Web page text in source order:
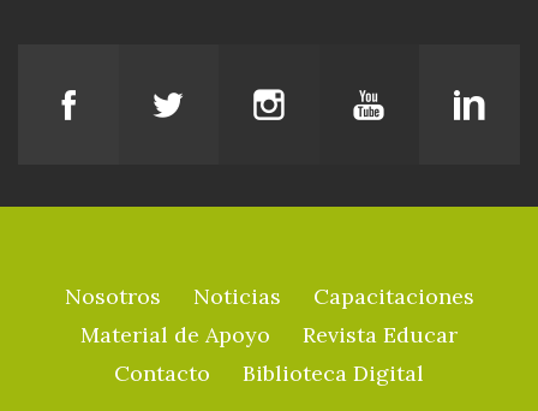
Nosotros Noticias
Capacitaciones
Material de Apoyo
Revista Educar
Contacto
Biblioteca Digital